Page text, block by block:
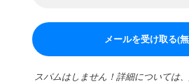
スパムはしません！詳細については、